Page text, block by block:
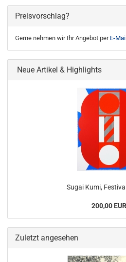
Preisvorschlag?
Gerne nehmen wir Ihr Angebot per E-Mail
Neue Artikel & Highlights
Sugai Kumi,
200,00 EUR
Zuletzt angesehen